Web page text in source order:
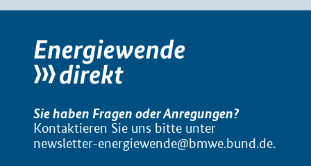
Sie haben Fragen oder Anregungen?
Kontaktieren Sie uns bitte unter
newsletter-energiewende@bmwe.bund.de.